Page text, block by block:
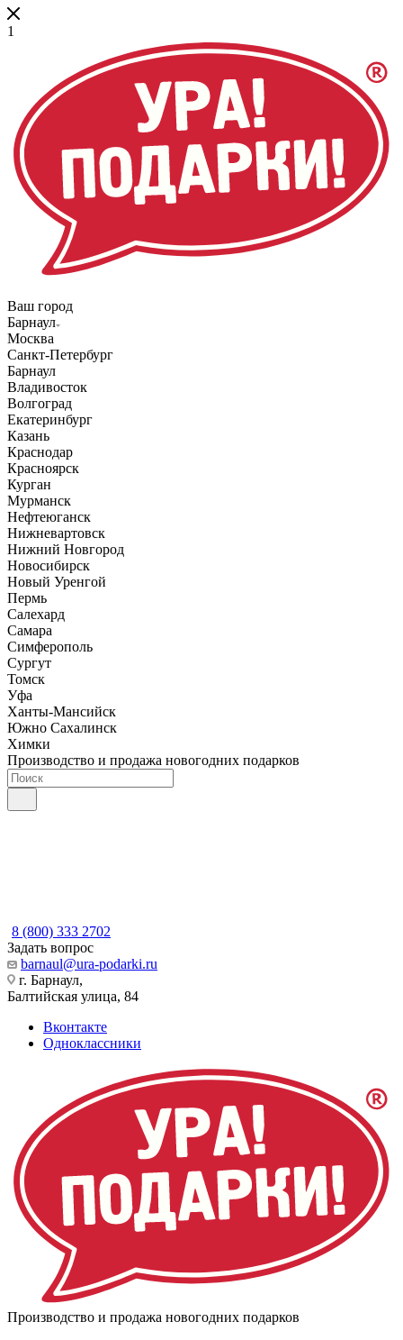
1
Ваш город
Барнаул
Москва
Санкт-Петербург
Барнаул
Владивосток
Волгоград
Екатеринбург
Казань
Краснодар
Красноярск
Курган
Мурманск
Нефтеюганск
Нижневартовск
Нижний Новгород
Новосибирск
Новый Уренгой
Пермь
Салехард
Самара
Симферополь
Сургут
Томск
Уфа
Ханты-Мансийск
Южно Сахалинск
Химки
Производство и продажа новогодних подарков
8 (800) 333 2702
Задать вопрос
barnaul@ura-podarki.ru
г. Барнаул,
Балтийская улица, 84
Вконтакте
Одноклассники
Производство и продажа новогодних подарков